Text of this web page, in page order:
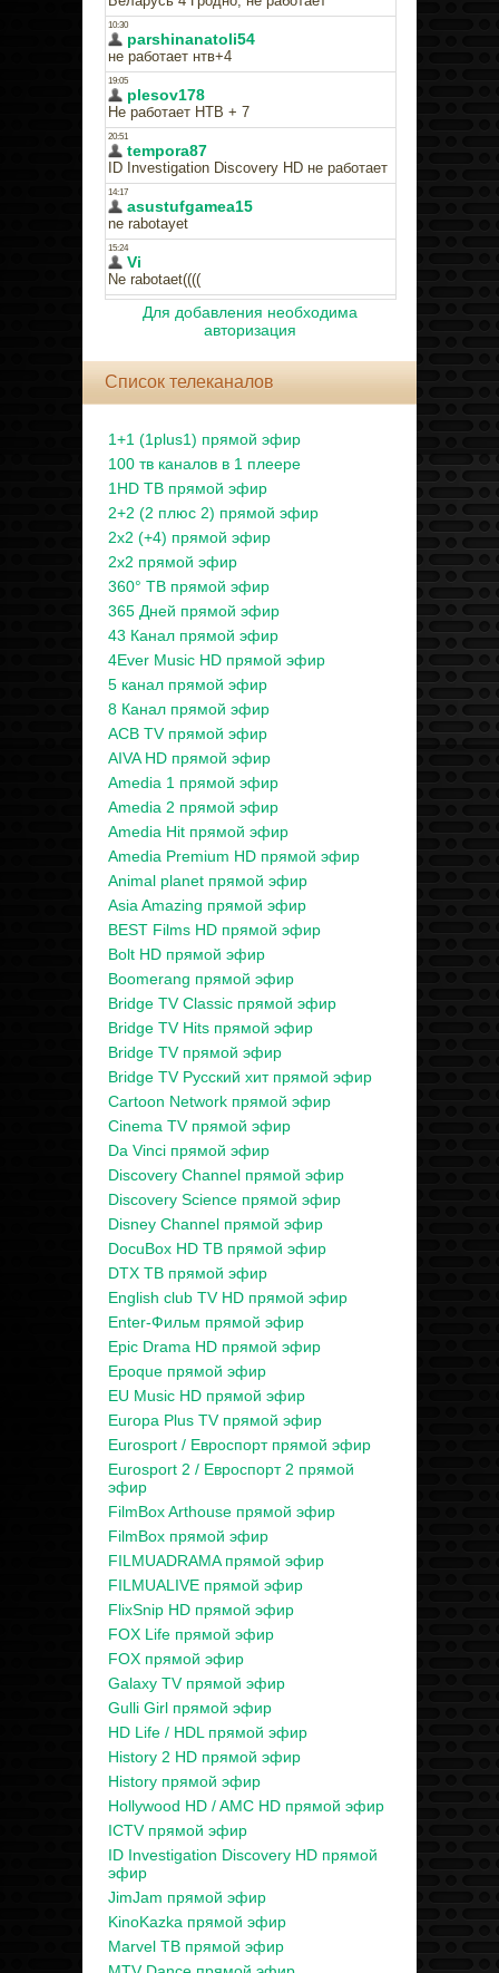
Для добавления необходима
авторизация
Список телеканалов
1+1 (1plus1) прямой эфир
100 тв каналов в 1 плеере
1HD ТВ прямой эфир
2+2 (2 плюс 2) прямой эфир
2x2 (+4) прямой эфир
2x2 прямой эфир
360° ТВ прямой эфир
365 Дней прямой эфир
43 Канал прямой эфир
4Ever Music HD прямой эфир
5 канал прямой эфир
8 Канал прямой эфир
ACB TV прямой эфир
AIVA HD прямой эфир
Amedia 1 прямой эфир
Amedia 2 прямой эфир
Amedia Hit прямой эфир
Amedia Premium HD прямой эфир
Animal planet прямой эфир
Asia Amazing прямой эфир
BEST Films HD прямой эфир
Bolt HD прямой эфир
Boomerang прямой эфир
Bridge TV Classic прямой эфир
Bridge TV Hits прямой эфир
Bridge TV прямой эфир
Bridge TV Русский хит прямой эфир
Cartoon Network прямой эфир
Cinema TV прямой эфир
Da Vinci прямой эфир
Discovery Channel прямой эфир
Discovery Science прямой эфир
Disney Channel прямой эфир
DocuBox HD ТВ прямой эфир
DTX ТВ прямой эфир
English club TV HD прямой эфир
Enter-Фильм прямой эфир
Epic Drama HD прямой эфир
Epoque прямой эфир
EU Music HD прямой эфир
Europa Plus TV прямой эфир
Eurosport / Евроспорт прямой эфир
Eurosport 2 / Евроспорт 2 прямой
эфир
FilmBox Arthouse прямой эфир
FilmBox прямой эфир
FILMUADRAMA прямой эфир
FILMUALIVE прямой эфир
FlixSnip HD прямой эфир
FOX Life прямой эфир
FOX прямой эфир
Galaxy TV прямой эфир
Gulli Girl прямой эфир
HD Life / HDL прямой эфир
History 2 HD прямой эфир
History прямой эфир
Hollywood HD / AMC HD прямой эфир
ICTV прямой эфир
ID Investigation Discovery HD прямой
эфир
JimJam прямой эфир
KinoKazka прямой эфир
Marvel ТВ прямой эфир